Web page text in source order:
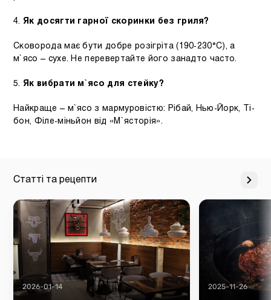
4. Як досягти гарної скоринки без гриля?
Сковорода має бути добре розігріта (190-230°C), а
м`ясо – сухе. Не перевертайте його занадто часто.
5. Як вибрати м`ясо для стейку?
Найкраще – м`ясо з мармуровістю: Рібай, Нью-Йорк, Ті-
бон, Філе-міньйон від «М`ясторія».
Статті та рецепти
2026-01-14 2025-11-26